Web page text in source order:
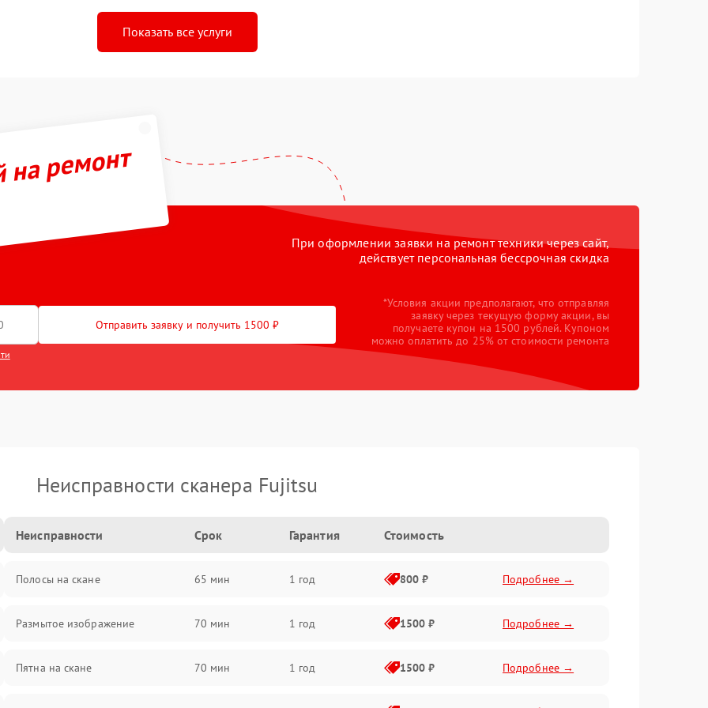
Показать все услуги
ремонт
При оформлении заявки на ремонт техники через сайт,
действует персональная бессрочная скидка
Отправить заявку и получить 1500 ₽
*Условия акции предполагают, что отправляя
заявку через текущую форму акции, вы
получаете купон на 1500 рублей. Купоном
можно оплатить до 25% от стоимости ремонта
Неисправности сканера Fujitsu
Неисправности Срок Гарантия Стоимость
Полосы на скане 65 мин 1 год 800 ₽ Подробнее →
Размытое изображение 70 мин 1 год 1500 ₽ Подробнее →
Пятна на скане 70 мин 1 год 1500 ₽ Подробнее →